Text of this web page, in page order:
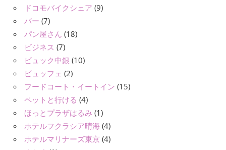
ドコモバイクシェア (9)
バー (7)
パン屋さん (18)
ビジネス (7)
ビュック中銀 (10)
ビュッフェ (2)
フードコート・イートイン (15)
ペットと行ける (4)
ほっとプラザはるみ (1)
ホテルフクラシア晴海 (4)
ホテルマリナーズ東京 (4)